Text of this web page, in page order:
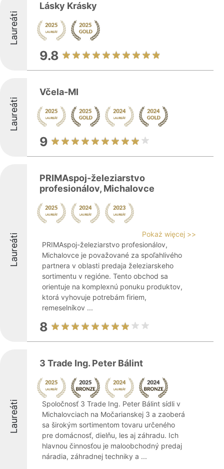
Laureáti
Lásky Krásky
9.8
Laureáti
Včela-MI
9
Laureáti
PRIMAspoj-železiarstvo
profesionálov, Michalovce
Pokaż więcej >>
PRIMAspoj-železiarstvo profesionálov,
Michalovce je považované za spoľahlivého
partnera v oblasti predaja železiarskeho
sortimentu v regióne. Tento obchod sa
orientuje na komplexnú ponuku produktov,
ktorá vyhovuje potrebám firiem,
remeselníkov ...
8
Laureáti
3 Trade Ing. Peter Bálint
Spoločnosť 3 Trade Ing. Peter Bálint sídli v
Michalovciach na Močarianskej 3 a zaoberá
sa širokým sortimentom tovaru určeného
pre domácnosť, dielňu, les aj záhradu. Ich
hlavnou činnosťou je maloobchodný predaj
náradia, záhradnej techniky a ...